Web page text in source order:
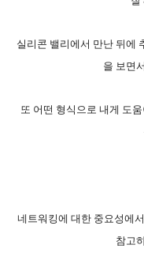
실리콘 밸리에서 만난 뒤에
을 보면
또 어떤 형식으로 내게 도
네트워킹에 대한 중요성에
참고